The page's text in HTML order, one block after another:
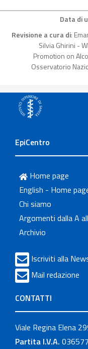
Data di
Revisione a cura di:
Silvia Ghirini -
Promotion on
Osservatorio
EpiCentro
Home page
English - Home
Chi siamo
Argomenti dalla A
Archivio
Iscriviti alla
Mail redazione
CONTATTI
Viale Regina Elena
Partita I.V.A.